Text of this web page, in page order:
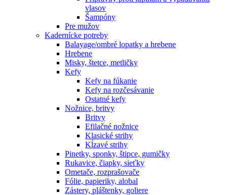
vlasov
Šampóny
Pre mužov
Kadernícke potreby
Balayage/ombré lopatky a hrebene
Hrebene
Misky, štetce, metličky
Kefy
Kefy na fúkanie
Kefy na rozčesávanie
Ostatné kefy
Nožnice, britvy
Britvy
Efilačné nožnice
Klasické strihy
Kĺzavé strihy
Pinetky, sponky, štipce, gumičky
Rukavice, čiapky, sieťky
Ometače, rozprašovače
Fólie, papieriky, alobal
Zástery, pláštenky, goliere